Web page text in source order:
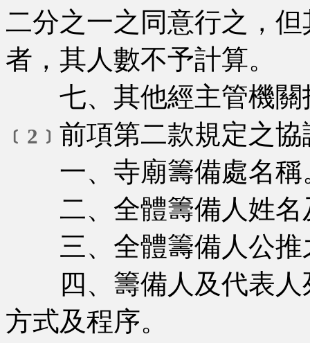
二分之一之同意行之，
者，其人數不予計算。
七、其他經主管機關
﹝2﹞ 前項第二款規定之
一、寺廟籌備處名稱
二、全體籌備人姓名
三、全體籌備人公推
四、籌備人及代表人
方式及程序。